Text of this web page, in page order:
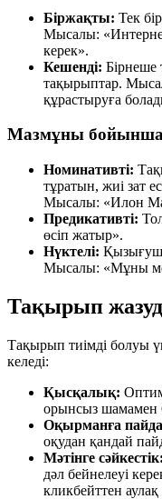
Біржақты: Тек
Мысалы:
керек».
Кешенді:
тақырыптар.
құрастыруға
Мазмұны
Номинативті:
тұратын, жиі зат
Мысалы: «Илон
Предикативті:
өсіп жатыр».
Нүктелі:
Мысалы: «Мұны
Тақырып
Тақырып тиімді болуы
келеді:
Қысқалық:
орынсыз шамамен
Оқырманға
оқудан қандай
Мәтінге сәйкестік:
дәл бейнелеуі
кликбейттен